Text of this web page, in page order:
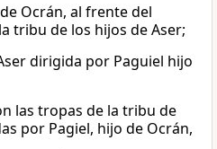
Ocrán, al frente del
tribu de los hijos de Aser;
dirigida por Paguiel hijo
las tropas de la tribu de
por Pagiel, hijo de Ocrán,